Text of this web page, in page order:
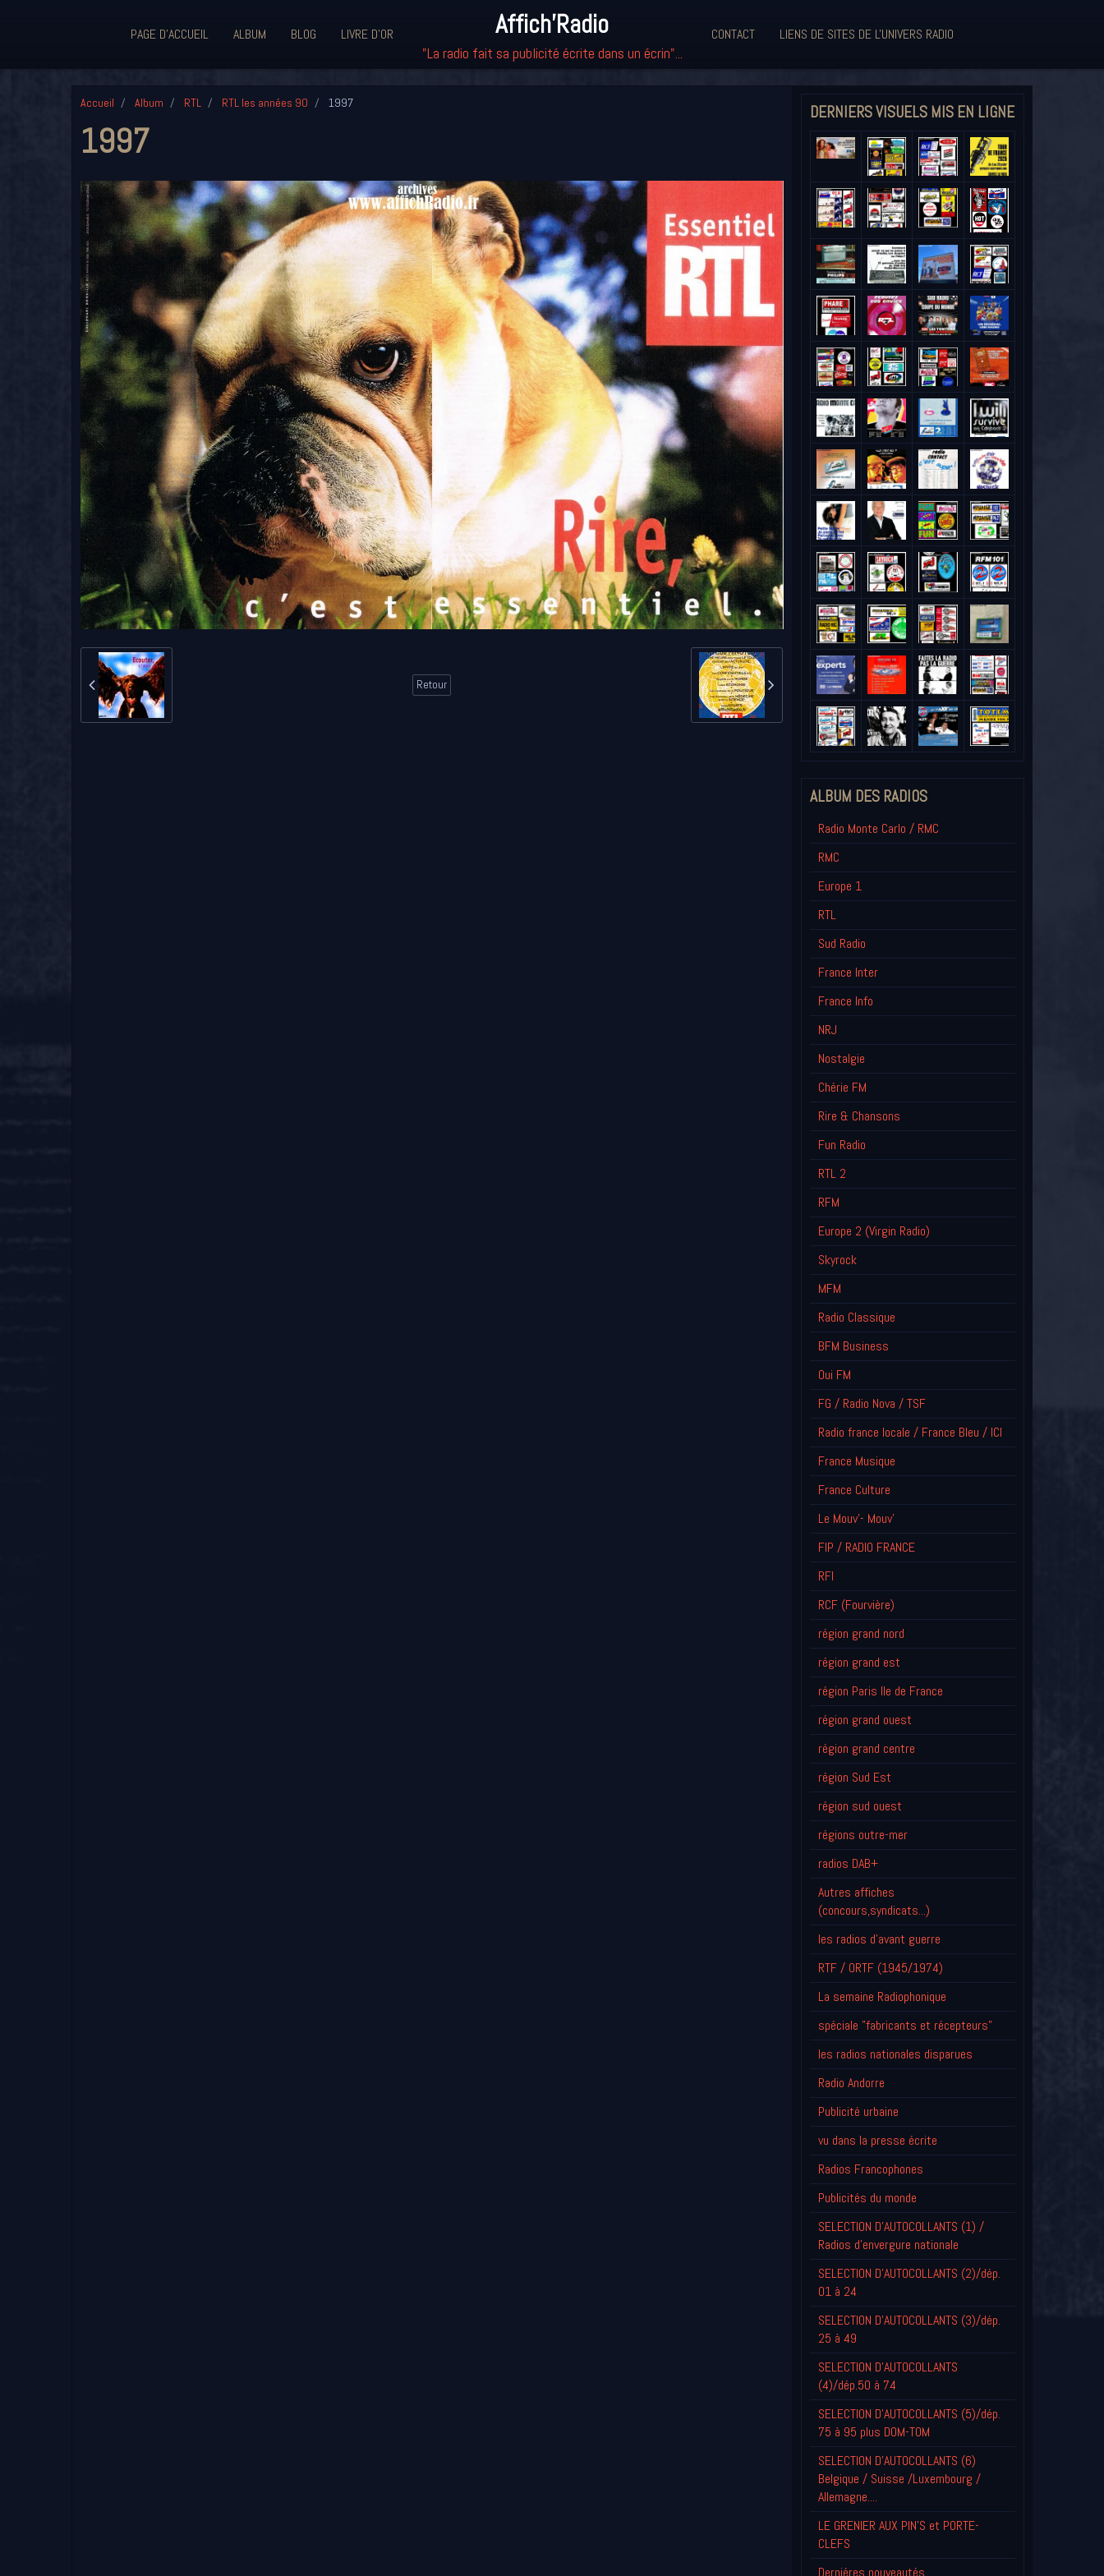
PAGE D'ACCUEIL ALBUM BLOG LIVRE D'OR Affich'Radio
"La radio fait sa publicité écrite dans un écrin"...
CONTACT LIENS DE SITES DE L'UNIVERS RADIO
Accueil Album RTL RTL les années 90 1997
1997
Retour
DERNIERS VISUELS MIS EN LIGNE
ALBUM DES RADIOS
Radio Monte Carlo / RMC
RMC
Europe 1
RTL
Sud Radio
France Inter
France Info
NRJ
Nostalgie
Chérie FM
Rire & Chansons
Fun Radio
RTL 2
RFM
Europe 2 (Virgin Radio)
Skyrock
MFM
Radio Classique
BFM Business
Oui FM
FG / Radio Nova / TSF
Radio france locale / France Bleu / ICI
France Musique
France Culture
Le Mouv'- Mouv'
FIP / RADIO FRANCE
RFI
RCF (Fourvière)
région grand nord
région grand est
région Paris Ile de France
région grand ouest
région grand centre
région Sud Est
région sud ouest
régions outre-mer
radios DAB+
Autres affiches
(concours,syndicats...)
les radios d'avant guerre
RTF / ORTF (1945/1974)
La semaine Radiophonique
spéciale "fabricants et récepteurs"
les radios nationales disparues
Radio Andorre
Publicité urbaine
vu dans la presse écrite
Radios Francophones
Publicités du monde
SELECTION D'AUTOCOLLANTS (1) /
Radios d'envergure nationale
SELECTION D'AUTOCOLLANTS (2)/dép.
01 à 24
SELECTION D'AUTOCOLLANTS (3)/dép.
25 à 49
SELECTION D'AUTOCOLLANTS
(4)/dép.50 à 74
SELECTION D'AUTOCOLLANTS (5)/dép.
75 à 95 plus DOM-TOM
SELECTION D'AUTOCOLLANTS (6)
Belgique / Suisse /Luxembourg /
Allemagne....
LE GRENIER AUX PIN'S et PORTE-
CLEFS
Derniéres nouveautés